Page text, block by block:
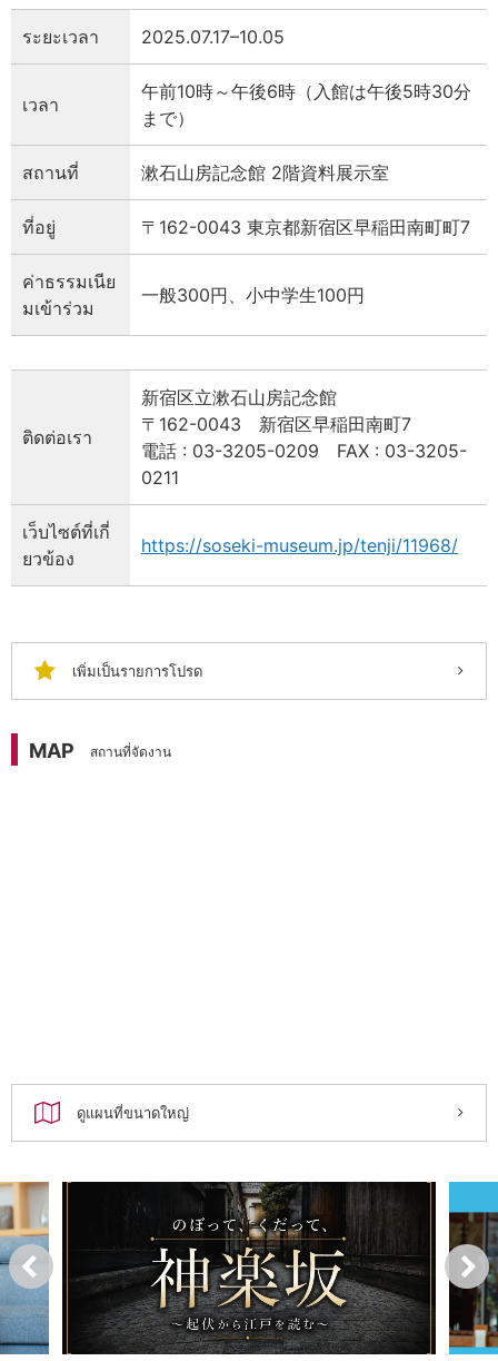
ระยะเวลา 2025.07.17–10.05
เวลา
午前10時～午後6時（入館は午後5時30分
まで）
สถานที่ 漱石山房記念館 2階資料展示室
ที่อยู่ 〒162-0043 東京都新宿区早稲田南町町7
ค่าธรรมเนีย
มเข้าร่วม
一般300円、小中学生100円
ติดต่อเรา
新宿区立漱石山房記念館
〒162-0043 新宿区早稲田南町7
電話 : 03-3205-0209 FAX : 03-3205-
0211
เว็บไซต์ที่เกี่
ยวข้อง
https://soseki-museum.jp/tenji/11968/
เพิ่มเป็นรายการโปรด
MAP สถานที่จัดงาน
ดูแผนที่ขนาดใหญ่